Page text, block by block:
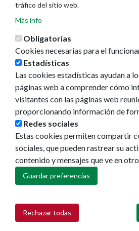
Ayuntamiento de Pamplona
Plaza Consistorial, s/n
31001 - Pamplona
948 420 100
pamplona@pamplona.es
Footer
menu
Aviso legal
Política de cookies
Política de privacidad
Accesibilidad
tráfico del sitio web.
Más info
Obligatorias
Cookies necesarias para el
Estadísticas
Las cookies estadísticas ayudan a
páginas web a comprender cómo
visitantes con las páginas web
proporcionando información de
Redes sociales
Estas cookies permiten compartir
sociales, que pueden rastrear su
contenido y mensajes que ve en
Guardar preferencias
Rechazar todas
Retirar consentimiento